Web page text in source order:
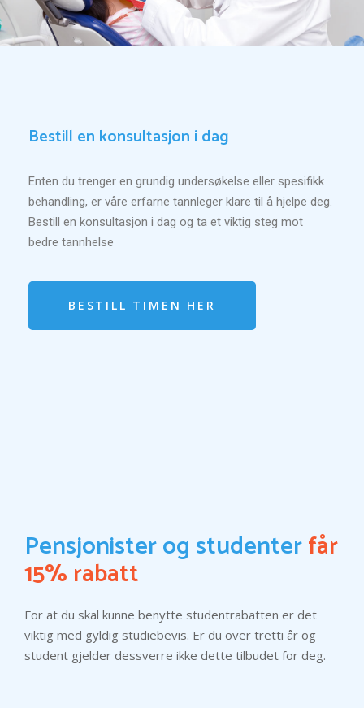
Bestill en konsultasjon i dag
Enten du trenger en grundig undersøkelse eller spesifikk
behandling, er våre erfarne tannleger klare til å hjelpe deg.
Bestill en konsultasjon i dag og ta et viktig steg mot
bedre tannhelse
BESTILL TIMEN HER
Pensjonister og studenterfår
15% rabatt
For at du skal kunne benytte studentrabatten er det
viktig med gyldig studiebevis. Er du over tretti år og
student gjelder dessverre ikke dette tilbudet for deg.